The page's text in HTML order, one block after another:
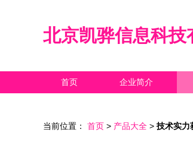
北京凯骅信息科技
首页 企业简介
当前位置： 首页 > 产品大全 > 技术实力